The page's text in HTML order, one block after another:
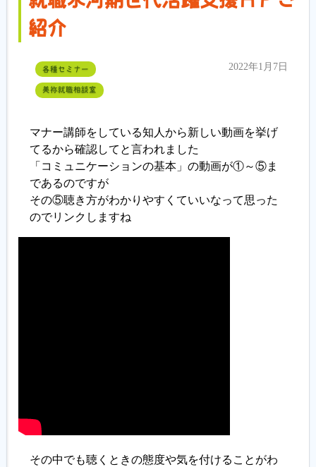
紹介
各種セミナー
美祢就職相談室
2022年1月7日
マナー講師をしている知人から新しい動画を挙げ
てるから確認してと言われました
「コミュニケーションの基本」の動画が①～⑤ま
であるのですが
その⑤聴き方がわかりやすくていいなって思った
のでリンクしますね
その中でも聴くときの態度や気を付けることがわ